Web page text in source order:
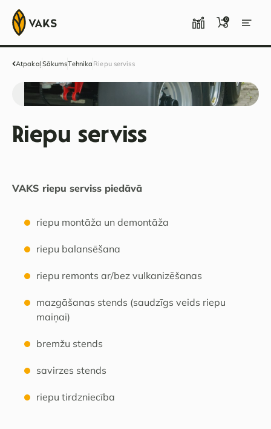
0
AtpakaļSākumsTehnika Riepu serviss
Riepu serviss
VAKS riepu serviss piedāvā
riepu montāža un demontāža
riepu balansēšana
riepu remonts ar/bez vulkanizēšanas
mazgāšanas stends (saudzīgs veids riepu
maiņai)
bremžu stends
savirzes stends
riepu tirdzniecība